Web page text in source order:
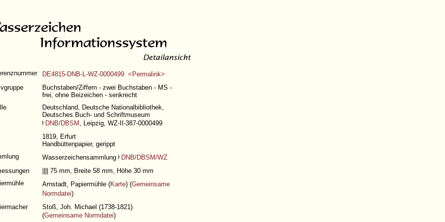
DE4815-DNB-L-WZ-0000499 <Permalink>
Buchstaben/Ziffern - zwei Buchstaben - MS -
frei, ohne Beizeichen - senkrecht
Deutschland, Deutsche Nationalbibliothek,
Deutsches Buch- und Schriftmuseum
DNB/DBSM , Leipzig, WZ-II-387-0000499
1819, Erfurt
Handbüttenpapier, gerippt
Wasserzeichensammlung
DNB/DBSM/WZ
|||| 75 mm, Breite 58 mm, Höhe 30 mm
Arnstadt, Papiermühle (Karte) (Gemeinsame
Normdatei)
Stoß, Joh. Michael (1738-1821)
(Gemeinsame Normdatei)